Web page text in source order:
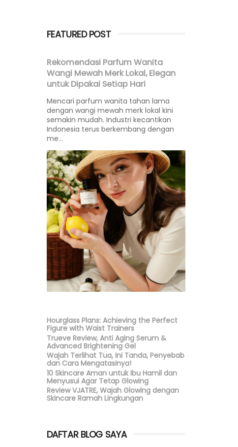
FEATURED POST
Rekomendasi Parfum Wanita
Wangi Mewah Merk Lokal, Elegan
untuk Dipakai Setiap Hari
Mencari parfum wanita tahan lama
dengan wangi mewah merk lokal kini
semakin mudah. Industri kecantikan
Indonesia terus berkembang dengan
me...
Hourglass Plans: Achieving the Perfect
Figure with Waist Trainers
Trueve Review, Anti Aging Serum &
Advanced Brightening Gel
Wajah Terlihat Tua, Ini Tanda, Penyebab
dan Cara Mengatasinya!
10 Skincare Aman untuk Ibu Hamil dan
Menyusui Agar Tetap Glowing
Review VJATRE, Wajah Glowing dengan
Skincare Ramah Lingkungan
DAFTAR BLOG SAYA